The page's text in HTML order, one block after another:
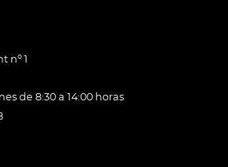
nº 1
de 8:30 a 14:00 horas